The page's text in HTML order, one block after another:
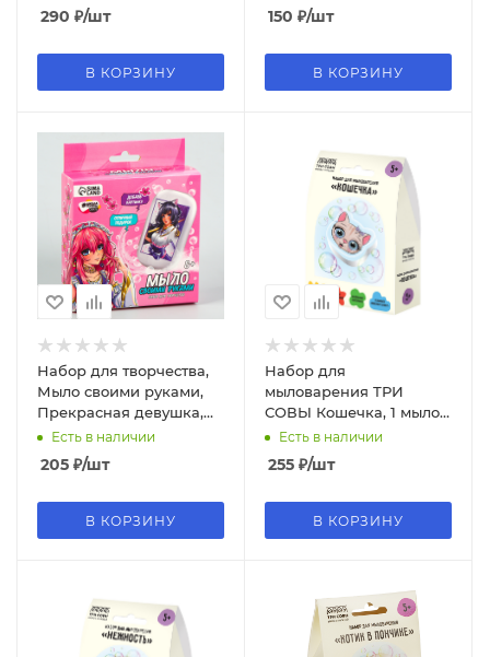
290 ₽/шт
В КОРЗИНУ
150 ₽/шт
В КОРЗИНУ
Набор для творчества,
Мыло своими руками,
Прекрасная девушка,
9637684
Есть в наличии
205 ₽/шт
В КОРЗИНУ
Набор для
мыловарения ТРИ
СОВЫ Кошечка, 1 мыло с
картинкой, картонная
коробка, 706
Есть в наличии
255 ₽/шт
В КОРЗИНУ